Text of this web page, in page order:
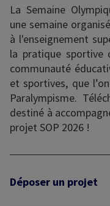
La Semaine
une semaine
à l'enseignement
la pratique sportive
communauté
et sportives, que
Paralympisme.
destiné à
projet SOP 2026 !
Déposer un projet